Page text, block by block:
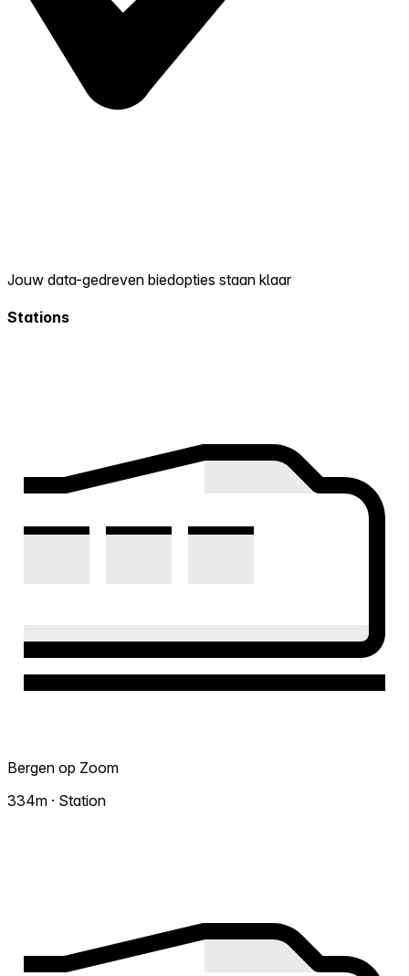
Jouw data-gedreven biedopties staan klaar
Stations
Bergen op Zoom
334m · Station